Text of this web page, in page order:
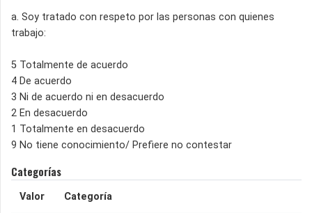
a. Soy tratado con respeto por las personas con quienes
trabajo:
5 Totalmente de acuerdo
4 De acuerdo
3 Ni de acuerdo ni en desacuerdo
2 En desacuerdo
1 Totalmente en desacuerdo
9 No tiene conocimiento/ Prefiere no contestar
Categorías
Valor Categoría